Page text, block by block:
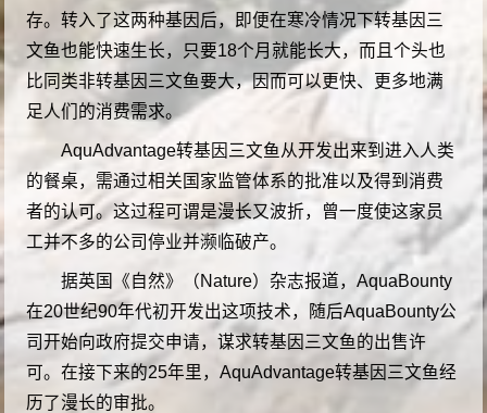
存。转入了这两种基因后，即便在寒冷情况下转基因三
文鱼也能快速生长，只要18个月就能长大，而且个头也
比同类非转基因三文鱼要大，因而可以更快、更多地满
足人们的消费需求。
AquAdvantage转基因三文鱼从开发出来到进入人类
的餐桌，需通过相关国家监管体系的批准以及得到消费
者的认可。这过程可谓是漫长又波折，曾一度使这家员
工并不多的公司停业并濒临破产。
据英国《自然》（Nature）杂志报道，AquaBounty
在20世纪90年代初开发出这项技术，随后AquaBounty公
司开始向政府提交申请，谋求转基因三文鱼的出售许
可。在接下来的25年里，AquAdvantage转基因三文鱼经
历了漫长的审批。